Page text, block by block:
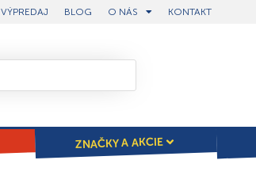
VÝPREDAJ BLOG O NÁS KONTAKT
ZNAČKY A AKCIE